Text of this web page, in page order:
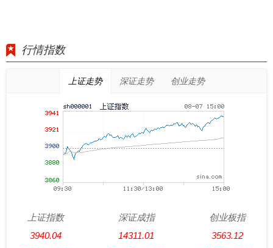
行情指数
上证走势 深证走势 创业走势
上证指数
3940.04
深证成指
14311.01
创业板指
3563.12